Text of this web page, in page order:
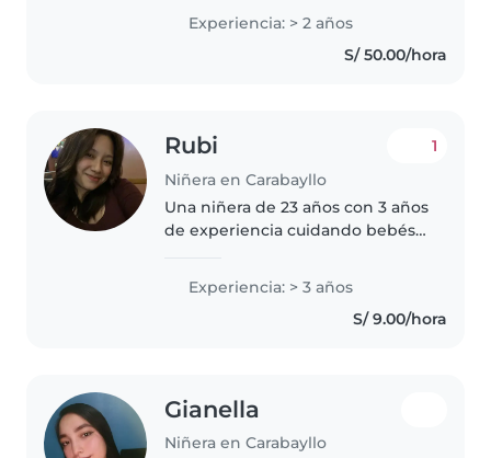
como niñera Soy la segunda de 6
hermanos Soy muy paciente con
los niños Procuro siempre ser
Experiencia: > 2 años
S/ 50.00/hora
Rubi
Niñera en Carabayllo
1
Una niñera de 23 años con 3 años
de experiencia cuidando bebés y
preescolares. Soy responsable,
creativa y amigable. Tengo
Experiencia: > 3 años
S/ 9.00/hora
Gianella
Niñera en Carabayllo